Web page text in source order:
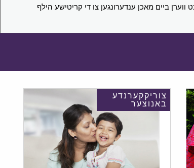
ביים מאכן ענדערונגען צו די קריטישע הילף
צוריקקערנדע
באנוצער